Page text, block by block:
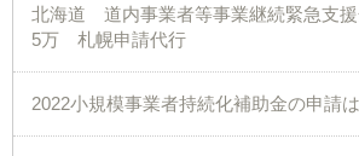
北海道 道内事業者等事業継続緊急支援
5万 札幌申請代行
2022小規模事業者持続化補助金の申請